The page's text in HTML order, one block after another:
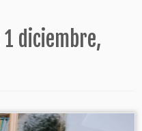
1 diciembre,